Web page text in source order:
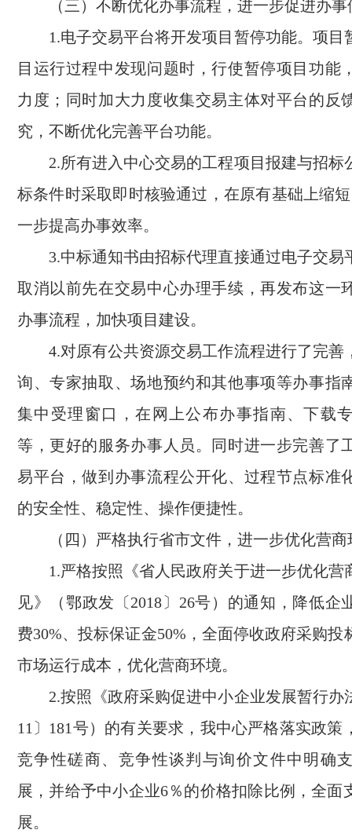
（三）不断优化办事流程，进一步促进办事
1.电子交易平台将开发项目暂停功能。项目
目运行过程中发现问题时，行使暂停项目功能
力度；同时加大力度收集交易主体对平台的反
究，不断优化完善平台功能。
2.所有进入中心交易的工程项目报建与招标
标条件时采取即时核验通过，在原有基础上缩
一步提高办事效率。
3.中标通知书由招标代理直接通过电子交易
取消以前先在交易中心办理手续，再发布这一
办事流程，加快项目建设。
4.对原有公共资源交易工作流程进行了完善
询、专家抽取、场地预约和其他事项等办事指
集中受理窗口，在网上公布办事指南、下载
等，更好的服务办事人员。同时进一步完善了
易平台，做到办事流程公开化、过程节点标准
的安全性、稳定性、操作便捷性。
（四）严格执行省市文件，进一步优化营商
1.严格按照《省人民政府关于进一步优化营
见》（鄂政发〔2018〕26号）的通知，降低企
费30%、投标保证金50%，全面停收政府采购投
市场运行成本，优化营商环境。
2.按照《政府采购促进中小企业发展暂行办
11〕181号）的有关要求，我中心严格落实政策
竞争性磋商、竞争性谈判与询价文件中明确
展，并给予中小企业6％的价格扣除比例，全面
展。